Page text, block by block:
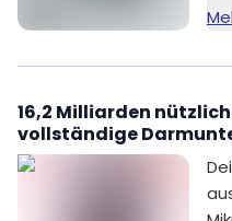
16,2 Milliarden
vollständige